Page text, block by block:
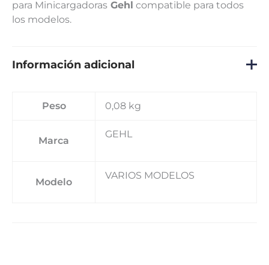
para Minicargadoras Gehl compatible para todos
los modelos.
Información adicional
Peso 0,08 kg
Marca
GEHL
Modelo
VARIOS MODELOS